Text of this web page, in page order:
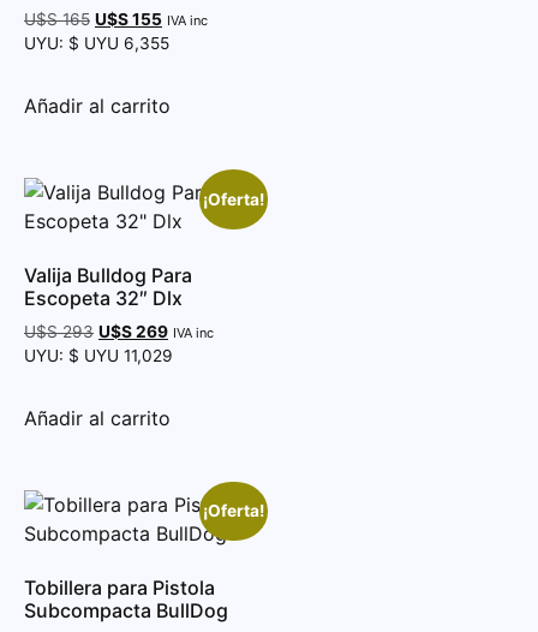
U$S165 U$S155 IVA inc
UYU: $ UYU 6,355
Añadir al carrito
¡Oferta!
Valija Bulldog Para
Escopeta 32″ Dlx
U$S293 U$S269 IVA inc
UYU: $ UYU 11,029
Añadir al carrito
¡Oferta!
Tobillera para Pistola
Subcompacta BullDog